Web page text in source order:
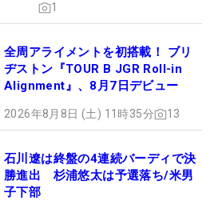
1
全周アライメントを初搭載！ ブリ
ヂストン『TOUR B JGR Roll-in
Alignment』、8月7日デビュー
2026年8月8日 (土) 11時35分 13
石川遼は終盤の4連続バーディで決
勝進出 杉浦悠太は予選落ち/米男
子下部